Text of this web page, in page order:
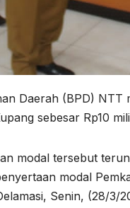
Daerah (BPD)
sebesar Rp10
modal tersebut
modal
Senin, (28/3/